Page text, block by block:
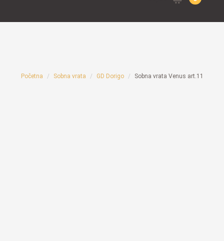
Početna Sobna vrata GD Dorigo Sobna vrata Venus art.11